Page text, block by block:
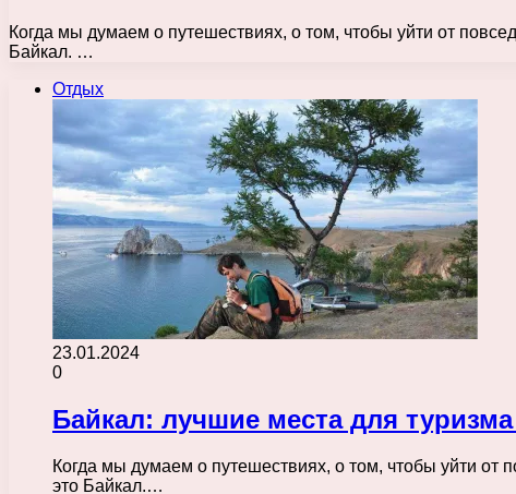
Когда мы думаем о путешествиях, о том, чтобы уйти от
Байкал. …
Отдых
23.01.2024
0
Байкал: лучшие места для
Когда мы думаем о путешествиях, о том, чтобы уйти от
это Байкал.…